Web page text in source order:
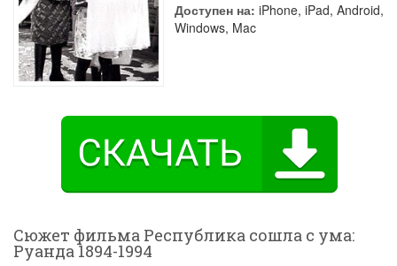
Доступен на: iPhone, iPad, Android,
Windows, Mac
Сюжет фильма Республика сошла с ума:
Руанда 1894-1994